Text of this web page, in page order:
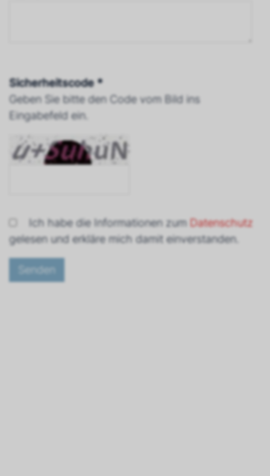
Sicherheitscode *
Geben Sie bitte den Code vom Bild ins
Eingabefeld ein.
Ich habe die Informationen zum Datenschutz
gelesen und erkläre mich damit einverstanden.